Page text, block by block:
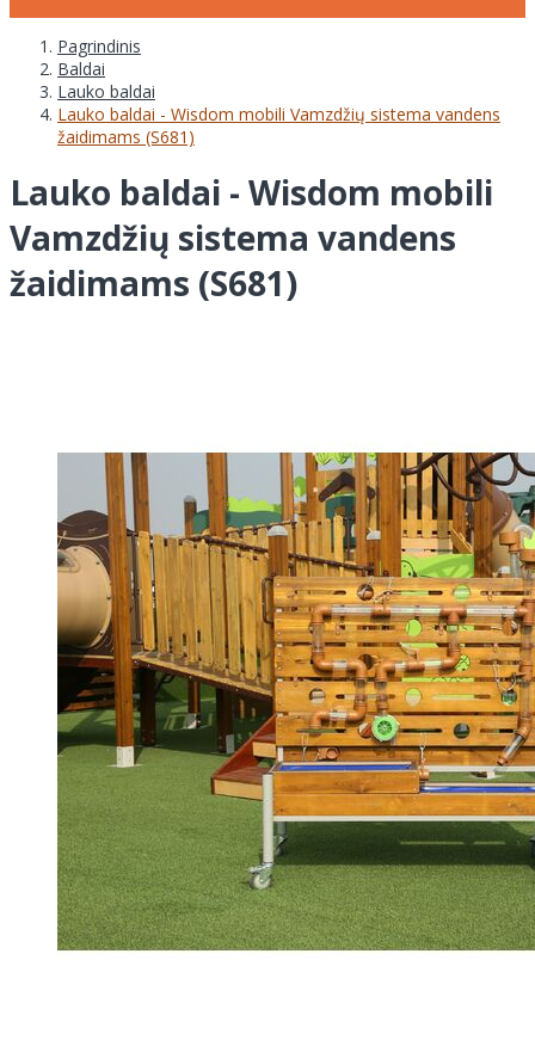
Pagrindinis
Baldai
Lauko baldai
Lauko baldai - Wisdom mobili Vamzdžių sistema vandens
žaidimams (S681)
Lauko baldai - Wisdom mobili
Vamzdžių sistema vandens
žaidimams (S681)